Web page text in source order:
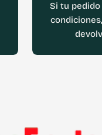
Si tu